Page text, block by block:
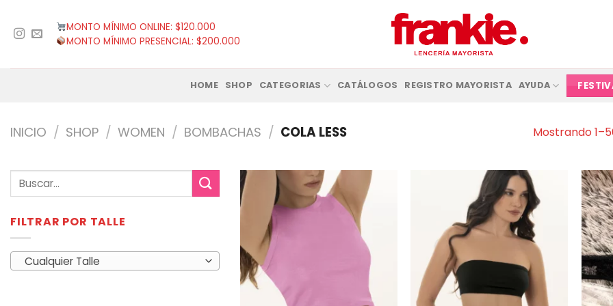
contenido
MONTO MÍNIMO ONLINE: $120.000
MONTO MÍNIMO PRESENCIAL: $200.000
HOME SHOP CATEGORIAS CATÁLOGOS REGISTRO MAYORISTA AYUDA
INICIO / SHOP / WOMEN / BOMBACHAS / COLA LESS Mostrando
Buscar
FILTRAR POR TALLE
Cualquier Talle